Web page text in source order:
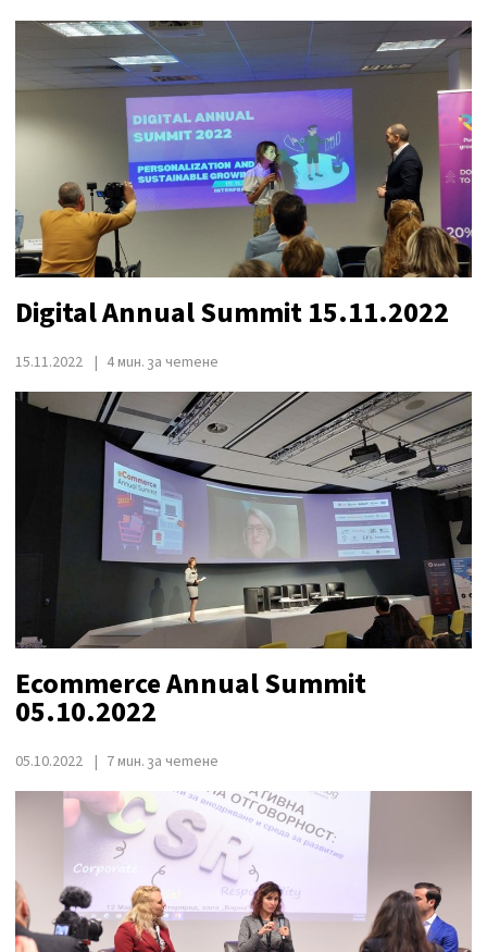
Digital Annual Summit 15.11.2022
15.11.2022 4 мин. за четене
Ecommerce Annual Summit
05.10.2022
05.10.2022 7 мин. за четене